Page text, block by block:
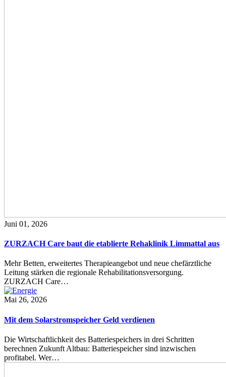
Juni 01, 2026
ZURZACH Care baut die etablierte Rehaklinik Limmattal aus
Mehr Betten, erweitertes Therapieangebot und neue chefärztliche
Leitung stärken die regionale Rehabilitationsversorgung.
ZURZACH Care…
Mai 26, 2026
Mit dem Solarstromspeicher Geld verdienen
Die Wirtschaftlichkeit des Batteriespeichers in drei Schritten
berechnen Zukunft Altbau: Batteriespeicher sind inzwischen
profitabel. Wer…